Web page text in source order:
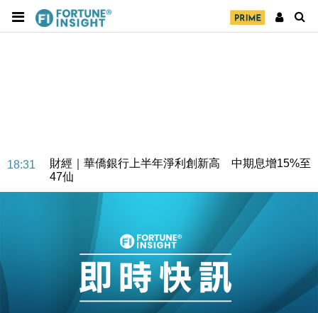
18:31
財經｜華僑銀行上半年淨利創新高 中期息增15%至
47仙
財經｜滙豐上調香港今年GDP預測至4.5% 看好貿易
及消費表現
本地｜假冒內地執法人員要求交「保證金」 43歲女子
損失近6900萬元
財經｜日經失守6.5萬點後回穩 全周仍升近2%
15:47
財經｜恒隆10月換帥 玩具「反」斗城亞洲CEO蔡德